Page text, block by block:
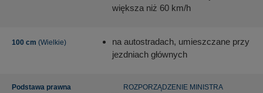
większa niż 60 km/h
100 cm (Wielkie)
na autostradach, umieszczane przy
jezdniach głównych
Podstawa prawna
ROZPORZĄDZENIE MINISTRA